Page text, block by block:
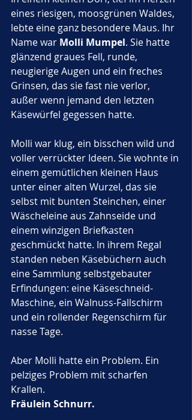
eines riesigen, moosgrünen Waldes,
lebte eine ganz besondere Maus. Ihr
Name war Molli Mumpel. Sie hatte
glänzend graues Fell, runde,
neugierige Augen und ein freches
Grinsen, das sie fast nie verlor,
außer wenn jemand den letzten
Käsewürfel gegessen hatte.
Molli war klug, ein bisschen wild und
voller verrückter Ideen. Sie wohnte in
einem gemütlichen kleinen Haus
unter einer alten Wurzel, das sie
selbst mit bunten Steinchen, einer
Wäscheleine aus Zahnseide und
einem winzigen Briefkasten
geschmückt hatte. In ihrem Regal
standen neben Käsebüchern auch
eine Sammlung selbstgebauter
Erfindungen: eine Käseschneid-
Maschine, ein Walnuss-Fallschirm
und ein rollender Regenschirm für
nasse Tage.
Aber Molli hatte ein Problem. Ein
pelziges Problem mit scharfen
Krallen.
Fräulein Schnurr.